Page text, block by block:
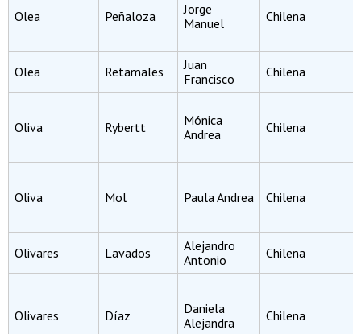
Olea Peñaloza
Jorge
Manuel
Chilena
Olea Retamales
Juan
Francisco
Chilena
Oliva Rybertt
Mónica
Andrea
Chilena
Oliva Mol Paula Andrea Chilena
Olivares Lavados
Alejandro
Antonio
Chilena
Olivares Díaz
Daniela
Alejandra
Chilena